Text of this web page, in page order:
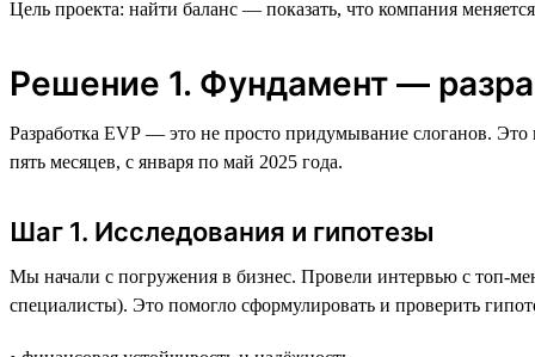
Цель проекта: найти баланс — показать, что компания
Решение 1. Фундамент —
Разработка EVP — это не просто придумывание слоганов. Это
пять месяцев, с января по май 2025 года.
Шаг 1. Исследования и гипотезы
Мы начали с погружения в бизнес. Провели интервью с топ-
специалисты). Это помогло сформулировать и проверить